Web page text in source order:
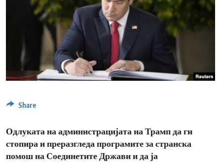
Share
Одлуката на администрацијата на Трамп да ги
стопира и преразгледа програмите за странска
помош на Соединетите Држави и да ја